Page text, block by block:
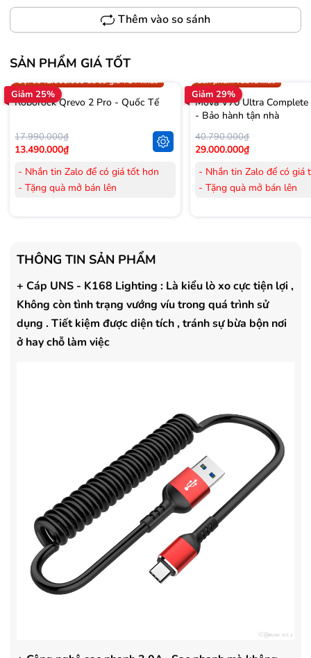
Thêm vào so sánh
SẢN PHẨM GIÁ TỐT
Giảm 25%
Trợ giá 300.000đ
Gọi 0942.008.009 để có giá TỐT nhất
Roborock Qrevo 2 Pro - Quốc Tế
17.990.000₫
13.490.000₫
- Nhắn tin Zalo để có giá tốt hơn
- Tặng quà mở bán lên
- Tặng Voucher trị giá 150.000đ
mua Máy lọc Không khí
- Cam kết hàng mới 100%.
- Lắp đặt, HDSD tại nhà nội thành
Hà Nội, Hồ Chí Minh
- Vận chuyển Toàn Quốc.
- Bảo hành 24 tháng chính hãng
Giảm 29%
Sản phẩm vừa ra mắt
Mova V70 Ultra
- Bảo hành tận nhà
40.790.000₫
29.000.000₫
- Nhắn tin Zalo để có giá
- Tặng quà mở bán lên
- Cam kết hàng mới
- Lắp đặt, HDSD tại nhà
Hà Nội, Hồ Chí Minh
- Vận chuyển Toàn Quốc.
THÔNG TIN SẢN PHẨM
+ Cáp UNS - K168 Lighting : Là kiểu lò xo cực tiện lợi ,
Không còn tình trạng vướng víu trong quá trình sử
dụng . Tiết kiệm được diện tích , tránh sự bừa bộn nơi
ở hay chỗ làm việc